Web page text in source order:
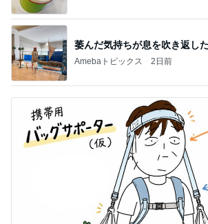
萎んだ気持ちが息を吹き返し
Amebaトピックス 2日前